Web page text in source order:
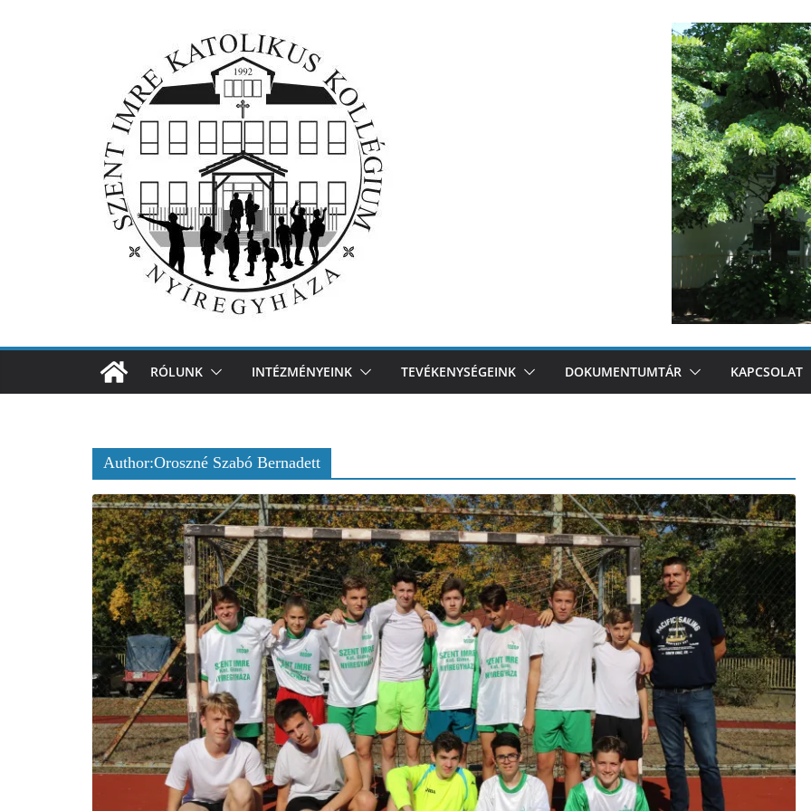
RÓLUNK INTÉZMÉNYEINK TEVÉKENYSÉGEINK DOKUMENTUMTÁR KAPCSOLAT
Author:Oroszné Szabó Bernadett